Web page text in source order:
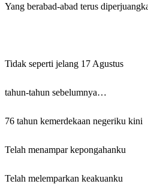
Yang berabad-abad terus
Tidak seperti jelang 17 Agustus
tahun-tahun sebelumnya…
76 tahun kemerdekaan negeriku kini
Telah menampar kepongahanku
Telah melemparkan keakuanku